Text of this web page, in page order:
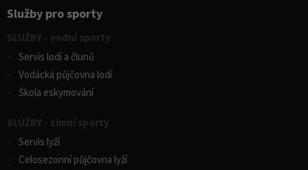
Služby pro sporty
SLUŽBY - vodní sporty
Servis lodí a člunů
Vodácká půjčovna lodí
Škola eskymování
SLUŽBY - zimní sporty
Servis lyží
Celosezonní půjčovna lyží